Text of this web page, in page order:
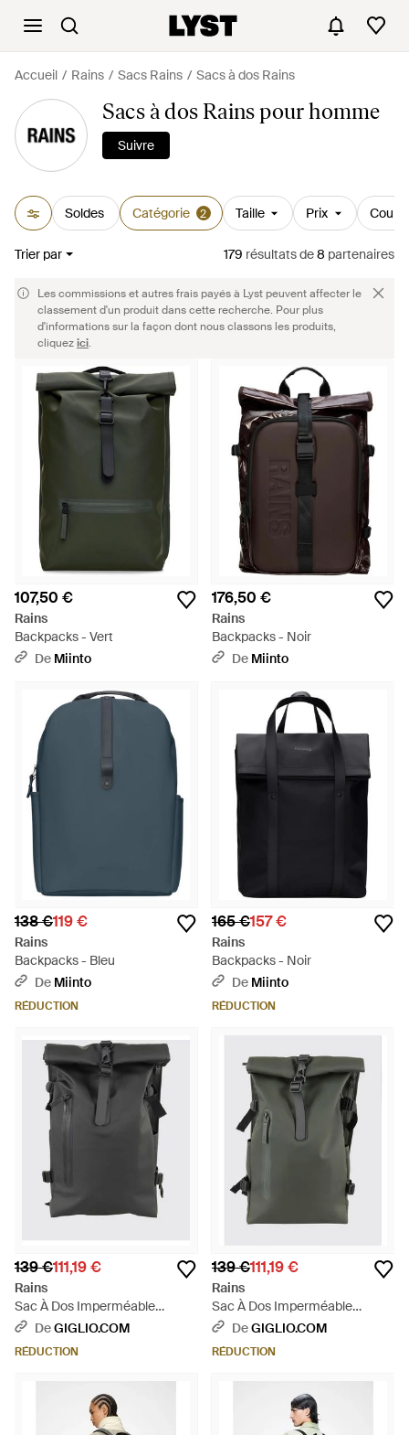
Accueil Rains Sacs Rains Sacs à dos Rains
Sacs à dos Rains pour homme
Suivre
Soldes Catégorie 2 Taille Prix
Trier par 179 résultatsde8 partenaires
Les commissions et autres frais payés à Lyst peuvent affecter le
classement d'un produit dans cette recherche. Pour plus
d'informations sur la façon dont nous classons les produits,
cliquezici.
107,50 €
Rains
Backpacks - Vert
De Miinto
176,50 €
Rains
Backpacks - Noir
De Miinto
138 €119 €
Rains
Backpacks - Bleu
De Miinto
RÉDUCTION
165 €157 €
Rains
Backpacks - Noir
De Miinto
RÉDUCTION
139 €111,19 €
Rains
Sac À Dos Imperméable
Rolltop Rucksack Avec
Fermeture À Mousqueton -
Noir
DeGIGLIO.COM
RÉDUCTION
139 €111,19 €
Rains
Sac À Dos Imperméable
Rolltop Rucksack Avec
Fermeture À Mousqueton -
Vert
DeGIGLIO.COM
RÉDUCTION